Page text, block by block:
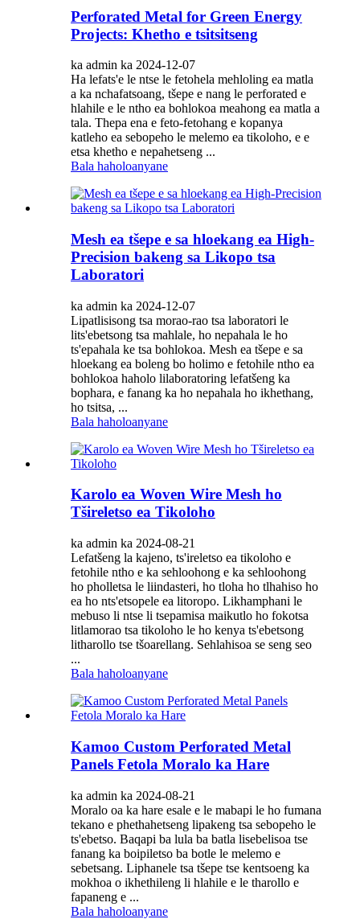
Perforated Metal for Green Energy
Projects: Khetho e tsitsitseng
ka admin ka 2024-12-07
Ha lefats'e le ntse le fetohela mehloling ea matla
a ka nchafatsoang, tšepe e nang le perforated e
hlahile e le ntho ea bohlokoa meahong ea matla a
tala. Thepa ena e feto-fetohang e kopanya
katleho ea sebopeho le melemo ea tikoloho, e e
etsa khetho e nepahetseng ...
Bala haholoanyane
Mesh ea tšepe e sa hloekang ea High-
Precision bakeng sa Likopo tsa
Laboratori
ka admin ka 2024-12-07
Lipatlisisong tsa morao-rao tsa laboratori le
lits'ebetsong tsa mahlale, ho nepahala le ho
ts'epahala ke tsa bohlokoa. Mesh ea tšepe e sa
hloekang ea boleng bo holimo e fetohile ntho ea
bohlokoa haholo lilaboratoring lefatšeng ka
bophara, e fanang ka ho nepahala ho ikhethang,
ho tsitsa, ...
Bala haholoanyane
Karolo ea Woven Wire Mesh ho
Tšireletso ea Tikoloho
ka admin ka 2024-08-21
Lefatšeng la kajeno, ts'ireletso ea tikoloho e
fetohile ntho e ka sehloohong e ka sehloohong
ho pholletsa le liindasteri, ho tloha ho tlhahiso ho
ea ho nts'etsopele ea litoropo. Likhamphani le
mebuso li ntse li tsepamisa maikutlo ho fokotsa
litlamorao tsa tikoloho le ho kenya ts'ebetsong
litharollo tse tšoarellang. Sehlahisoa se seng seo
...
Bala haholoanyane
Kamoo Custom Perforated Metal
Panels Fetola Moralo ka Hare
ka admin ka 2024-08-21
Moralo oa ka hare esale e le mabapi le ho fumana
tekano e phethahetseng lipakeng tsa sebopeho le
ts'ebetso. Baqapi ba lula ba batla lisebelisoa tse
fanang ka boipiletso ba botle le melemo e
sebetsang. Liphanele tsa tšepe tse kentsoeng ka
mokhoa o ikhethileng li hlahile e le tharollo e
fapaneng e ...
Bala haholoanyane